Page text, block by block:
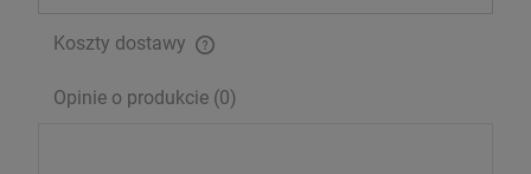
Koszty dostawy
Opinie o produkcie (0)